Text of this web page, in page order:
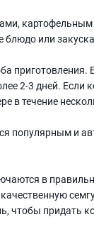
блюдо или
приготовления.
2-3 дней.
в течение
популярным и
в
чтобы придать